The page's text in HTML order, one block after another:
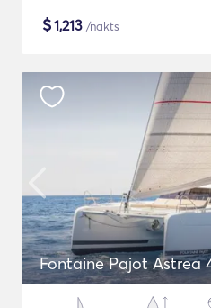
$1,213 /nakts
Fontaine Pajot Astrea